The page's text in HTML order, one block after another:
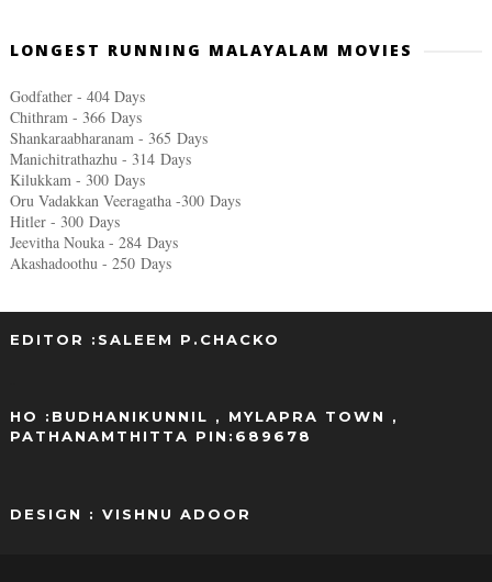
LONGEST RUNNING MALAYALAM MOVIES
Godfather - 404 Days
Chithram - 366 Days
Shankaraabharanam - 365 Days
Manichitrathazhu - 314 Days
Kilukkam - 300 Days
Oru Vadakkan Veeragatha -300 Days
Hitler - 300 Days
Jeevitha Nouka - 284 Days
Akashadoothu - 250 Days
EDITOR :SALEEM P.CHACKO
HO :BUDHANIKUNNIL , MYLAPRA TOWN ,
PATHANAMTHITTA PIN:689678
DESIGN : VISHNU ADOOR